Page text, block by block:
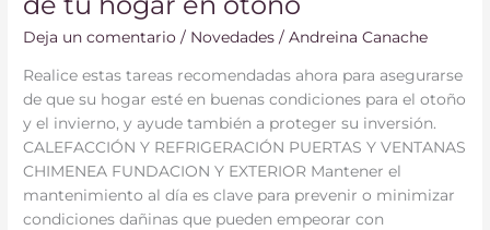
Deja un comentario / Novedades /Andreina Canache
Realice estas tareas recomendadas ahora para asegurarse
de que su hogar esté en buenas condiciones para el otoño
y el invierno, y ayude también a proteger su inversión.
CALEFACCIÓN Y REFRIGERACIÓN PUERTAS Y VENTANAS
CHIMENEA FUNDACION Y EXTERIOR Mantener el
mantenimiento al día es clave para prevenir o minimizar
condiciones dañinas que pueden empeorar con